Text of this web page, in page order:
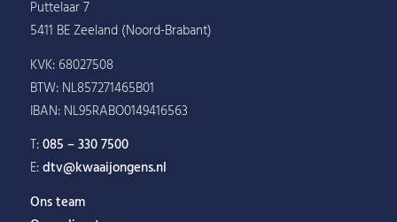
Puttelaar 7
5411 BE Zeeland (Noord-Brabant)
KVK: 68027508
BTW: NL857271465B01
IBAN: NL95RABO0149416563
T:085 – 330 7500
E:dtv@kwaaijongens.nl
Ons team